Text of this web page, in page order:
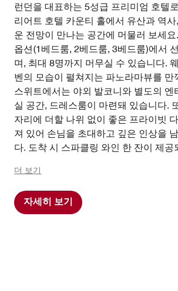
런던을 대표하는 5성급 프리미엄 호텔
리어트 호텔 카운티 홀에서 유산과 역
운 전망이 만나는 공간에 머물러 보세
옵션(1베드룸, 2베드룸, 3베드룸)에서
며, 최대 8명까지 머무실 수 있습니다.
벤의 모습이 펼쳐지는 파노라마뷰를 만
스위트에서는 야외 발코니와 별도의 엔
실 공간, 드레스룸이 마련돼 있습니다.
자리에 더할 나위 없이 좋은 프라이빗
져 있어 손님을 초대하고 깊은 인상을
다. 도착 시 스파클링 와인 한 잔이 제공
을 선사해 드립니다. 호텔 내 정치 서적
고인 더 라이브러리(The Library)에서
하루를 시작해 보세요. 스위트 투숙객은
다과를 제공하는 M 클럽 라운지를 비롯
더 보기
자세히 보기